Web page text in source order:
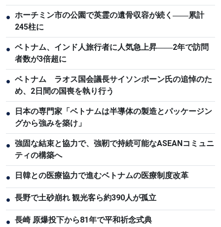
● ホーチミン市の公園で英霊の遺骨収容が続く――累計
245柱に
● ベトナム、インド人旅行者に人気急上昇――2年で訪問
者数が3倍超に
● ベトナム ラオス国会議長サイソンポーン氏の追悼のた
め、2日間の国喪を執り行う
●
日本の専門家「ベトナムは半導体の製造とパッケージン
グから強みを築け」
● 強固な結束と協力で、強靭で持続可能なASEANコミュニ
ティの構築へ
● 日韓との医療協力で進むベトナムの医療制度改革
● 長野で土砂崩れ 観光客ら約390人が孤立
● 長崎 原爆投下から81年で平和祈念式典